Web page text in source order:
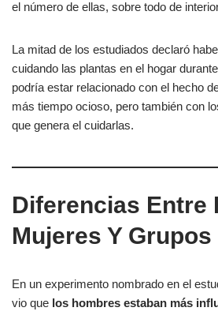
el número de ellas, sobre todo de
La mitad de los estudiados declaró
cuidando las plantas en el hogar
podría estar relacionado con el hecho
más tiempo ocioso, pero también con
que genera el cuidarlas.
Diferencias Entre
Mujeres Y
En un experimento nombrado en el
vio que los hombres estaban más